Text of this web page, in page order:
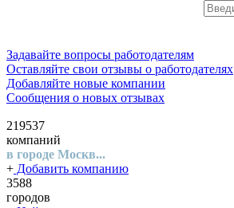
Задавайте вопросы работодателям
Оставляйте свои отзывы о работодателях
Добавляйте новые компании
Сообщения о новых отзывах
219537
компаний
в городе Москв...
+ Добавить компанию
3588
городов